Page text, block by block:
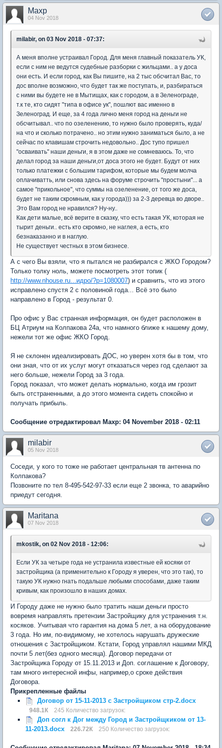
Maxp
04 Nov 2018
milabir, on 03 Nov 2018 - 07:37:
А меня вполне устраивал Город. Для меня главный показатель УК,
если с ним не ведутся судебные разборки с жильцами.. а у доса
они есть. И если город, как Вы пишите, на 2 тыс обсчитал Вас, то
дос вполне возможно, что будет так же поступать, и, разбираться
с ними вы будете не в Мытищах, как с городом, а в Зеленограде,
т.к те, кто сидят "типа в офисе ук", пошлют вас именно в
Зеленоград. И еще, за 4 года лично меня город на деньги не
обсчитывал.. что по озеленению, то нужно было проверять, куда/
на что и сколько потрачено.. но этим нужно заниматься было, а не
сейчас по клавишам строчить недовольно.. Дос тупо пришел
"осваивать" наши деньги, я в этом даже не сомневаюсь. То, что
делал город за наши деньги,от доса этого не будет. Будут от них
только платежки с большим тарифом, которые мы будем молча
оплачиватть, или снова здесь на форуме строчить "простыни"... а
самое "прикольное", что суммы на озеленение, от того же доса,
будет не таким скромным, как у города))) за 2-3 деревца во дворе..
Это Вам город не нравился? Ну-ну..
Как дети малые, всё верите в сказку, что есть такая УК, которая не
тырит деньги.. есть кто скромно, не наглея, а есть, кто
безнаказанно и в наглую.
Не существует честных в этом бизнесе.
А с чего Вы взяли, что я пытался не разбирался с ЖКО Городом?
Только толку ноль, можете посмотреть этот топик (
http://www.nhouse.ru...идро/?p=1080007) и сравнить, что из этого
исправлено спустя 2 с половиной года... Всё это было
направлено в Город - результат 0.
Про офис у Вас странная информация, он будет расположен в
БЦ Атриум на Колпакова 24а, что намного ближе к нашему дому,
нежели тот же офис ЖКО Город.
Я не склонен идеализировать ДОС, но уверен хотя бы в том, что
они зная, что от их услуг могут отказаться через год сделают за
него больше, нежели Город за 3 года.
Город показал, что может делать нормально, когда им грозит
быть отстраненными, а до этого момента сидеть спокойно и
получать прибыль.
Сообщение отредактировал Maxp: 04 November 2018 - 02:11
milabir
05 Nov 2018
Соседи, у кого то тоже не работает центральная тв антенна по
Колпакова?
Позвоните по тел 8-495-542-97-33 если еще 2 звонка, то аварийно
приедут сегодня.
Maritana
07 Nov 2018
mkostik, on 02 Nov 2018 - 12:06:
Если УК за четыре года не устранила известные ей косяки от
застройщика (а применительно к Городу я уверен, что это так), то
такую УК нужно гнать подальше любыми способами, даже таким
кривым, как произошло в наших домах.
И Городу даже не нужно было тратить наши деньги просто
вовремя направлять претензии Застройщику для устранения т.н.
косяков. Учитывая что гарантия на дома 5 лет, а на оборудование
3 года. Но им, по-видимому, не хотелось нарушать дружеские
отношения с Застройщиком. Кстати, Город управлял нашими МКД
почти 5 лет(без одного месяца). Договор передачи от
Застройщика Городу от 15.11.2013 и Доп. соглашение к Договору,
там много интересной инфы, например,о сроке действия
Договора.
Прикрепленные файлы
Договор от 15-11-2013 с Застройщиком стр-2.docx
948.1К 245 Количество загрузок:
Доп согл к Дог между Город и Застройщкиком от 13-
11-2013.docx
226.72К 250 Количество загрузок: